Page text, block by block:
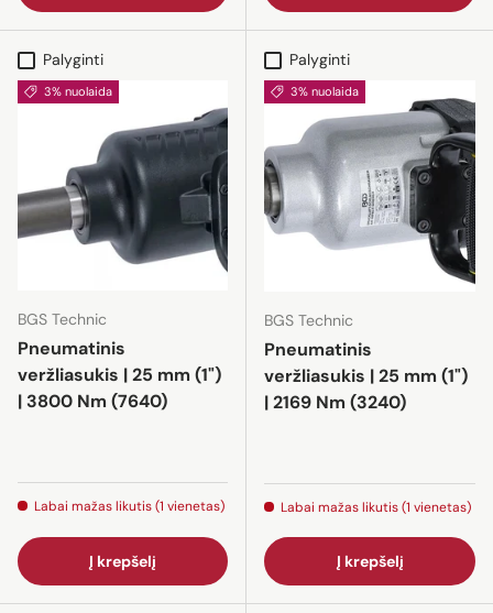
Palyginti
3% nuolaida
BGS Technic
Pneumatinis
veržliasukis | 25 mm (1")
| 3800 Nm (7640)
Labai mažas likutis (1 vienetas)
Į krepšelį
Palyginti
3% nuolaida
BGS Technic
Pneumatinis
veržliasukis | 25 mm (1")
| 2169 Nm (3240)
Labai mažas likutis (1 vienetas)
Į krepšelį